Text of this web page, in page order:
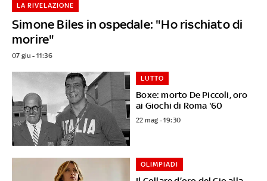
Simone Biles in ospedale: "Ho rischiato di
morire"
LA RIVELAZIONE
07 giu - 11:36
Boxe: morto De Piccoli, oro
ai Giochi di Roma '60
LUTTO
22 mag - 19:30
OLIMPIADI